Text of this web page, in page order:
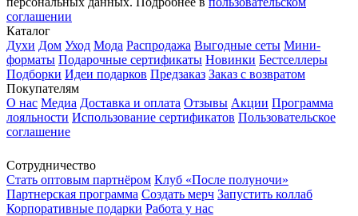
соглашении
Каталог
Духи Дом Уход Мода Распродажа Выгодные сеты Мини-
форматы Подарочные сертификаты Новинки Бестселлеры
Подборки Идеи подарков Предзаказ Заказ с возвратом
Покупателям
О нас Медиа Доставка и оплата Отзывы Акции Программа
лояльности Использование сертификатов Пользовательское
соглашение
Сотрудничество
Стать оптовым партнёром Клуб «После полуночи»
Партнерская программа Создать мерч Запустить коллаб
Корпоративные подарки Работа у нас